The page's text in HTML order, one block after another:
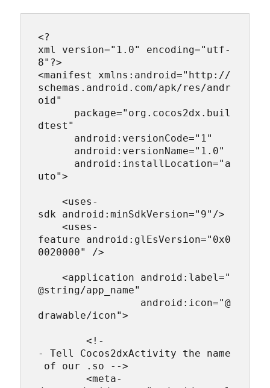
<?
xml version="1.0" encoding="utf-
8"?>
<manifest xmlns:android="http://
schemas.android.com/apk/res/andr
oid"
package="org.cocos2dx.buil
dtest"
android:versionCode="1"
android:versionName="1.0"
android:installLocation="a
uto">
<uses-
sdk android:minSdkVersion="9"/>
<uses-
feature android:glEsVersion="0x0
0020000" />
<application android:label="
@string/app_name"
android:icon="@
drawable/icon">
<!-
- Tell Cocos2dxActivity the name
of our .so -->
<meta-